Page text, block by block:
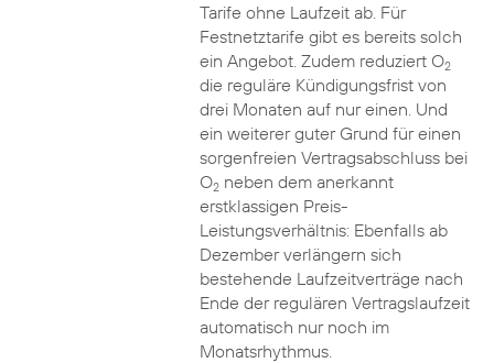
Tarife ohne Laufzeit ab. Für
Festnetztarife gibt es bereits solch
ein Angebot. Zudem reduziert O2
die reguläre Kündigungsfrist von
drei Monaten auf nur einen. Und
ein weiterer guter Grund für einen
sorgenfreien Vertragsabschluss bei
O2neben dem anerkannt
erstklassigen Preis-
Leistungsverhältnis: Ebenfalls ab
Dezember verlängern sich
bestehende Laufzeitverträge nach
Ende der regulären Vertragslaufzeit
automatisch nur noch im
Monatsrhythmus.